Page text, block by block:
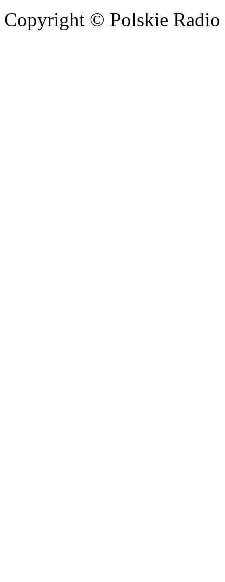
Copyright © Polskie